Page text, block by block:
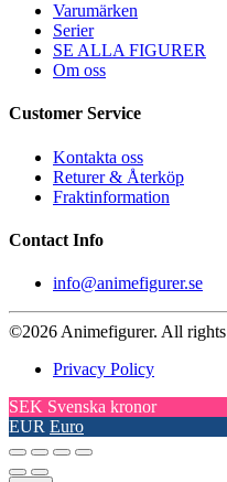
Varumärken
Serier
SE ALLA FIGURER
Om oss
Customer Service
Kontakta oss
Returer & Återköp
Fraktinformation
Contact Info
info@animefigurer.se
©2026 Animefigurer. All rights
Privacy Policy
SEK Svenska kronor
EUR Euro